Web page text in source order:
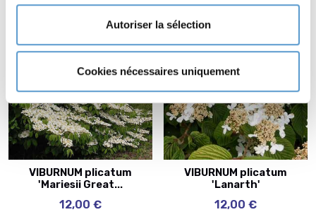
Autoriser la sélection
Cookies nécessaires uniquement
VIBURNUM plicatum
'Mariesii Great...
12,00 €
VIBURNUM plicatum
'Lanarth'
12,00 €